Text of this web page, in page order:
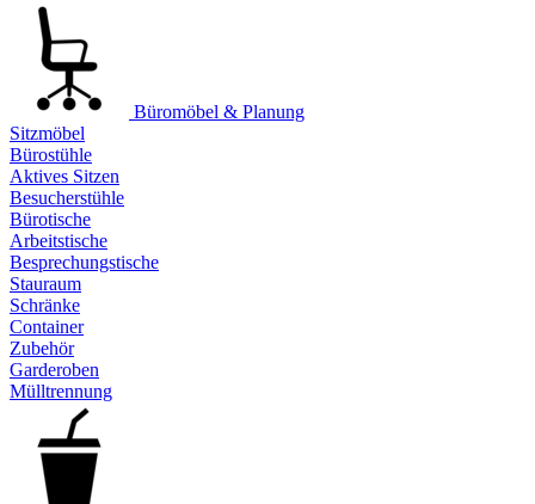
Büromöbel & Planung
Sitzmöbel
Bürostühle
Aktives Sitzen
Besucherstühle
Bürotische
Arbeitstische
Besprechungstische
Stauraum
Schränke
Container
Zubehör
Garderoben
Mülltrennung